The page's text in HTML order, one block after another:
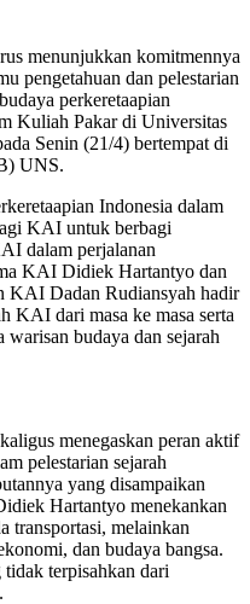
menunjukkan komitmennya
pengetahuan dan pelestarian
perkeretaapian
Kuliah Pakar di Universitas
Senin (21/4) bertempat di
UNS.
Indonesia dalam
KAI untuk berbagi
dalam perjalanan
KAI Didiek Hartantyo dan
KAI Dadan Rudiansyah hadir
KAI dari masa ke masa serta
warisan budaya dan sejarah
menegaskan peran aktif
pelestarian sejarah
yang disampaikan
Hartantyo menekankan
transportasi, melainkan
dan budaya bangsa.
terpisahkan dari